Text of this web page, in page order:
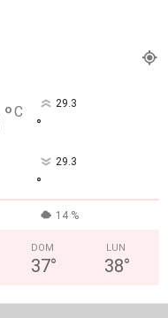
°C 29.3
°
29.3
°
14 %
DOM
37°
LUN
38°